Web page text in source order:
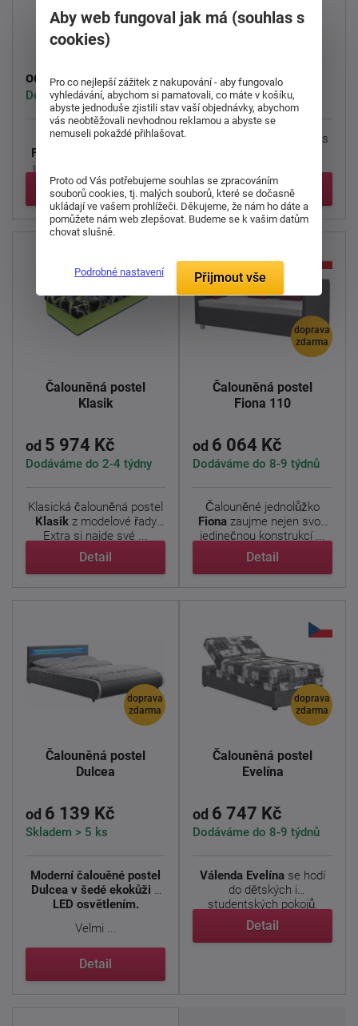
Čalouněná postel
Fiona 90
od 4 477 Kč
Dodáváme do 8-9 týdnů
Čalouněné jednolůžko
Fiona
jedinečnou konstrukcí ...
Detail
Čalouněná postel
od5 086 Kč
Dodáváme do 8-9 týdnů
Kvalitní válenda Neptun s
Detail
Čalouněná postel
Klasik
od 5 974 Kč
Dodáváme do 2-4 týdny
Klasická čalouněná postel
Klasikz modelové řady
Extra si najde své ...
Detail
doprava
zdarma
Čalouněná postel
Fiona 110
od 6 064 Kč
Dodáváme do 8-9 týdnů
Čalouněné jednolůžko
Fiona zaujme nejen svou
jedinečnou konstrukcí ...
Detail
doprava
zdarma
Čalouněná postel
Dulcea
od 6 139 Kč
Skladem > 5 ks
Moderní čalouěné postel
Dulcea v šedé ekokůži s
LED osvětlením.
Velmi ...
Detail
doprava
zdarma
Čalouněná postel
Evelína
od 6 747 Kč
Dodáváme do 8-9 týdnů
Válenda Evelína se hodí
do dětských i
studentských pokojů.
Kombinace ...
Detail
Aby web fungoval jak má (souhlas s
cookies)
Pro co nejlepší zážitek z nakupování - aby fungovalo
vyhledávání, abychom si pamatovali, co máte v košíku,
abyste jednoduše zjistili stav vaší objednávky, abychom
vás neobtěžovali nevhodnou reklamou a abyste se
nemuseli pokaždé přihlašovat.
Proto od Vás potřebujeme souhlas se zpracováním
souborů cookies, tj. malých souborů, které se dočasně
ukládají ve vašem prohlížeči. Děkujeme, že nám ho dáte a
pomůžete nám web zlepšovat. Budeme se k vašim datům
chovat slušně.
Podrobné nastavení Přijmout vše